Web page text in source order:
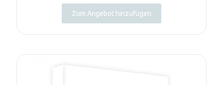
Zum Angebot hinzufügen